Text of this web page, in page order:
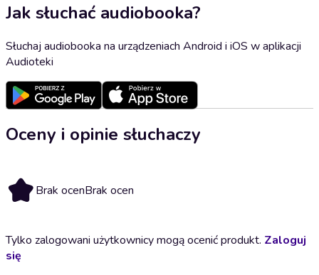
Jak słuchać audiobooka?
Słuchaj audiobooka na urządzeniach Android i iOS w aplikacji
Audioteki
Oceny i opinie słuchaczy
Brak ocenBrak ocen
Tylko zalogowani użytkownicy mogą ocenić produkt. Zaloguj
się